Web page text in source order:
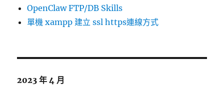
OpenClaw FTP/DB Skills
單機 xampp 建立 ssl https連線方式
2023 年 4 月